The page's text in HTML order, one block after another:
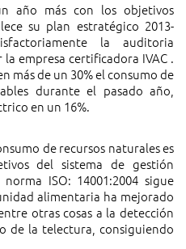
año más con los objetivos
su plan estratégico 2013-
la auditoria
empresa certificadora IVAC .
más de un 30% el consumo de
durante el pasado año,
en un 16%.
de recursos naturales es
del sistema de gestión
ISO: 14001:2004 sigue
alimentaria ha mejorado
otras cosas a la detección
de la telectura, consiguiendo